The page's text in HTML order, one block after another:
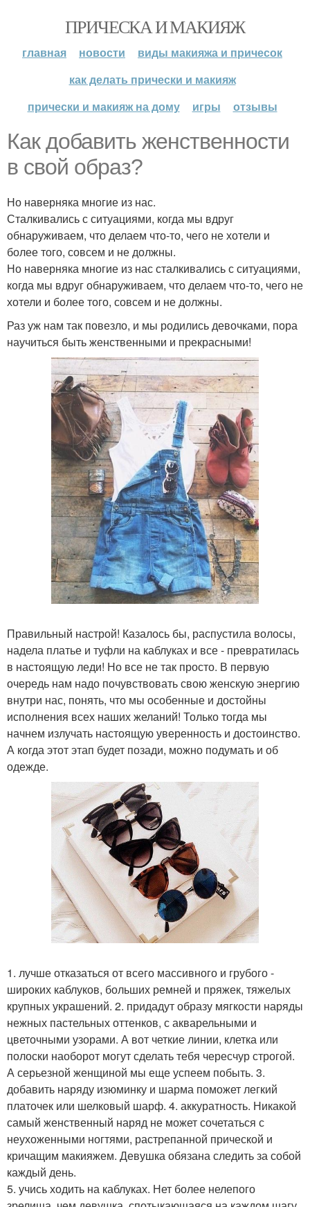
ПРИЧЕСКА И МАКИЯЖ
главная новости
виды макияжа и причесок
как делать прически и макияж
прически и макияж на дому
игры отзывы
Как добавить женственности
в свой образ?
Но наверняка многие из нас.
Сталкивались с ситуациями, когда мы вдруг
обнаруживаем, что делаем что-то, чего не хотели и
более того, совсем и не должны.
Но наверняка многие из нас сталкивались с ситуациями,
когда мы вдруг обнаруживаем, что делаем что-то, чего не
хотели и более того, совсем и не должны.
Раз уж нам так повезло, и мы родились девочками, пора
научиться быть женственными и прекрасными!
Правильный настрой! Казалось бы, распустила волосы,
надела платье и туфли на каблуках и все - превратилась
в настоящую леди! Но все не так просто. В первую
очередь нам надо почувствовать свою женскую энергию
внутри нас, понять, что мы особенные и достойны
исполнения всех наших желаний! Только тогда мы
начнем излучать настоящую уверенность и достоинство.
А когда этот этап будет позади, можно подумать и об
одежде.
1. лучше отказаться от всего массивного и грубого -
широких каблуков, больших ремней и пряжек, тяжелых
крупных украшений. 2. придадут образу мягкости наряды
нежных пастельных оттенков, с акварельными и
цветочными узорами. А вот четкие линии, клетка или
полоски наоборот могут сделать тебя чересчур строгой.
А серьезной женщиной мы еще успеем побыть. 3.
добавить наряду изюминку и шарма поможет легкий
платочек или шелковый шарф. 4. аккуратность. Никакой
самый женственный наряд не может сочетаться с
неухоженными ногтями, растрепанной прической и
кричащим макияжем. Девушка обязана следить за собой
каждый день.
5. учись ходить на каблуках. Нет более нелепого